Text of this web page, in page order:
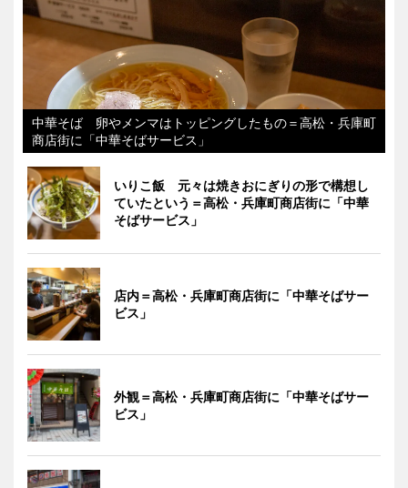
中華そば 卵やメンマはトッピングしたもの＝高松・兵庫町
商店街に「中華そばサービス」
いりこ飯 元々は焼きおにぎりの形で構想し
ていたという＝高松・兵庫町商店街に「中華
そばサービス」
店内＝高松・兵庫町商店街に「中華そばサー
ビス」
外観＝高松・兵庫町商店街に「中華そばサー
ビス」